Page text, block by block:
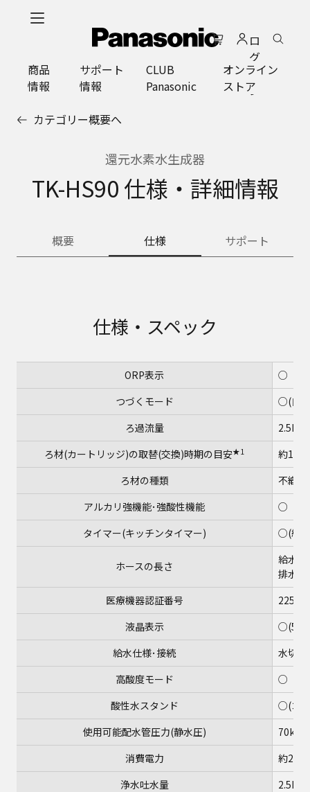
ロ
グ
イ
ン
商品
情報
サポート
情報
CLUB
Panasonic
オンライン
ストア
カテゴリー概要へ
還元水素水生成器
TK-HS90 仕様・詳細情報
概要 仕様 サポート
仕様・スペック
ORP表示
○
つづくモード
○(自
ろ過流量
2.5L/
ろ材(カートリッジ)の取替(交換)時期の目安★1
約1年
ろ材の種類
不織布
アルカリ強機能･強酸性機能
○
タイマー(キッチンタイマー)
○(約1
ホースの長さ
給水ホ
排水ホ
医療機器認証番号
液晶表示
○(5色
給水仕様･接続
水切
高酸度モード
○
酸性水スタンド
○(コ
使用可能配水管圧力(静水圧)
70kPa
消費電力
約
浄水吐水量
2.5L/